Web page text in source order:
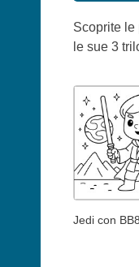
Scoprite le
le sue 3
Jedi con BB8